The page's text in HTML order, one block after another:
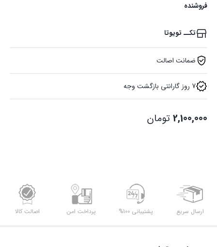
فروشنده
تکــ تویوتا
ضمانت اصالت
7 روز گارانتی بازگشت وجه
2,100,000 تومان
ارسال سریع پشتیبانی 100% پرداخت امن اصالت کالا